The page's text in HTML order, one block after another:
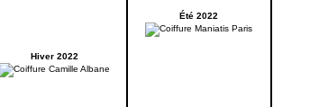
Hiver 2022
Été 2022